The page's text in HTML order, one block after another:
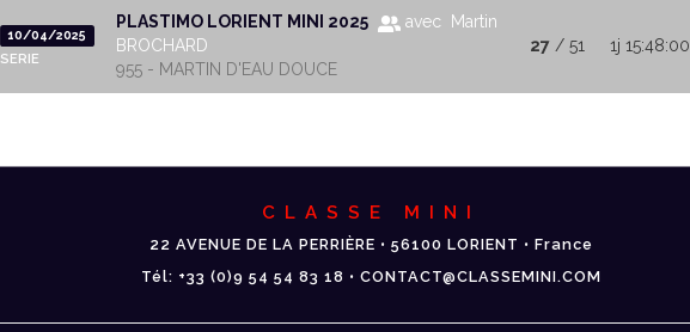
10/04/2025
SERIE
PLASTIMO LORIENT MINI 2025
avec Martin
BROCHARD
955 - MARTIN D'EAU DOUCE
27 / 51 1j 15:48:00
CLASSE MINI
22 AVENUE DE LA PERRIÈRE • 56100 LORIENT • France
Tél: +33 (0)9 54 54 83 18 • CONTACT@CLASSEMINI.COM